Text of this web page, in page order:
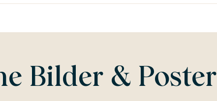
Bilder & Poster